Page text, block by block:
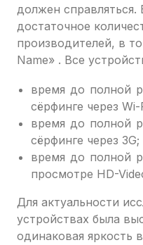
должен
достаточное
производителей, в
Name» . Все
время до полной
сёрфинге через Wi-
время до полной
сёрфинге через 3G;
время до полной
просмотре HD-
Для актуальности
устройствах была
одинаковая яркость